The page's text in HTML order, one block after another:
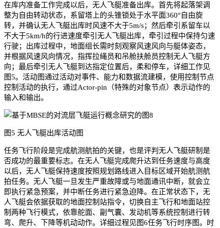
在库内准备工作完成以后，无人飞艇准备出库。首先将起落架调
整为自由转动状态，系留塔上的头锥锁处于水平面360°自由旋
转，并确认无人飞艇出库时风速不大于5m/s；然后牵引系留车以
不大于5km/h的行进速度牵引无人飞艇出库，牵引过程中保持匀速
行驶；出库过程中，地面组长需时刻观察风速风向与艇体姿态，
并根据风速风向情况，指挥拉绳员和吊舱扶舱员控制无人飞艇方
向；最后牵引无人飞艇到达指定位置后，柔和停车，详细工作见
图5。活动图通过活动对事件、能力和数据流建模，使用控制节点
控制活动的执行，通过Actor-pin（特殊的对象节点）表示动作的
输入和输出。
图5 无人飞艇出库活动图
任务飞行阶段是完成航测航拍的关键，也是评判无人飞艇研制是
否成功的最重要标志。在无人飞艇完成爬升达到任务速度与高度
以后，无人飞艇保持速度按照规划路线进入目标区域开始航测航
拍任务。无人飞艇一旦发生严重故障或与地面通讯中断，就会立
即执行紧急预案，并中断任务进行紧急迫降。在正常状态下，无
人飞艇会依据获取的地面控制站指令，切换自主飞行和地面站控
制两种飞行模式，依靠舵面、副气囊、发动机等系统控制进行转
弯、爬升、下降等机动动作。详细过程见图6任务飞行时序图。时